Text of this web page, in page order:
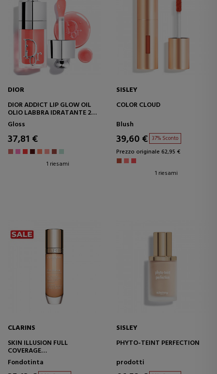
DIOR
DIOR ADDICT LIP GLOW OIL
OLIO LABBRA IDRATANTE 24
ORE - 3 FINITURE ULTRA-
LUCIDE
Gloss
37,81 €
1 riesami
SISLEY
COLOR CLOUD
Blush
39,60 € 37% Sconto
Prezzo originale 62,95 €
1 riesami
CLARINS
SKIN ILLUSION FULL
COVERAGE
BASE PER IL TRUCCO
Fondotinta
SISLEY
PHYTO-TEINT PERFECTION
prodotti